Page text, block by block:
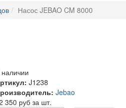
Насос JEBAO CM 8000
J1238
Jebao
350 руб за шт.